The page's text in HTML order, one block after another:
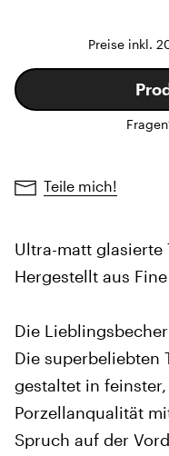
Preise inkl.
Teile mich!
Ultra-matt glasierte
Hergestellt aus
Die
Die superbeliebten
gestaltet in
Porzellanqualität
Spruch auf der